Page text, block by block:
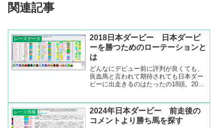
関連記事
レースデータ
2018日本ダービー 日本ダービ
ーを勝つためのローテーションと
は
どんなにデビュー前に評判が良くても、
良血馬と言われて期待されても日本ダー
ビーに出走きるのはたったの18頭。2015
ービーを勝つ馬は日本ダービーを勝つた
めのローテーション...
レース情報
2024年日本ダービー 前走後の
コメントより勝ち馬を探す